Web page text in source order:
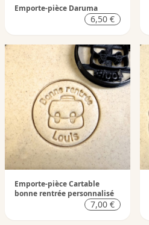
Emporte-pièce Daruma
6,50 €
Emporte-pièce Cartable
bonne rentrée personnalisé
7,00 €